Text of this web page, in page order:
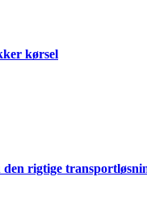
kørsel
den rigtige